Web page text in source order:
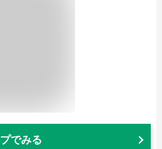
でみる